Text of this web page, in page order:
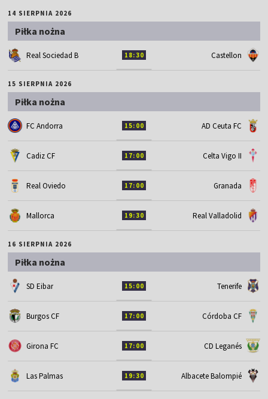
14 SIERPNIA 2026
Piłka nożna
Real Sociedad B 18:30 Castellon
15 SIERPNIA 2026
Piłka nożna
FC Andorra 15:00 AD Ceuta FC
Cadiz CF 17:00 Celta Vigo II
Real Oviedo 17:00 Granada
Mallorca 19:30 Real Valladolid
16 SIERPNIA 2026
Piłka nożna
SD Eibar 15:00 Tenerife
Burgos CF 17:00 Córdoba CF
Girona FC 17:00 CD Leganés
Las Palmas 19:30 Albacete Balompié